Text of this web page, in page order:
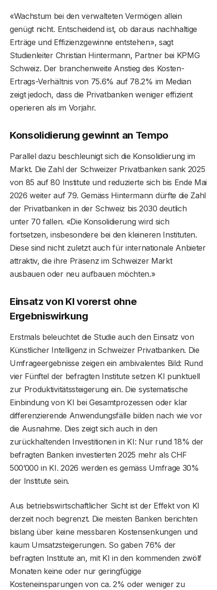
«Wachstum bei den verwalteten Vermögen allein
genügt nicht. Entscheidend ist, ob daraus nachhaltige
Erträge und Effizienzgewinne entstehen», sagt
Studienleiter Christian Hintermann, Partner bei KPMG
Schweiz. Der branchenweite Anstieg des Kosten-
Ertrags-Verhältnis von 75.6% auf 78.2% im Median
zeigt jedoch, dass die Privatbanken weniger effizient
operieren als im Vorjahr.
Konsolidierung gewinnt an Tempo
Parallel dazu beschleunigt sich die Konsolidierung im
Markt. Die Zahl der Schweizer Privatbanken sank 2025
von 85 auf 80 Institute und reduzierte sich bis Ende Mai
2026 weiter auf 79. Gemäss Hintermann dürfte die Zahl
der Privatbanken in der Schweiz bis 2030 deutlich
unter 70 fallen. «Die Konsolidierung wird sich
fortsetzen, insbesondere bei den kleineren Instituten.
Diese sind nicht zuletzt auch für internationale Anbieter
attraktiv, die ihre Präsenz im Schweizer Markt
ausbauen oder neu aufbauen möchten.»
Einsatz von KI vorerst ohne
Ergebniswirkung
Erstmals beleuchtet die Studie auch den Einsatz von
Künstlicher Intelligenz in Schweizer Privatbanken. Die
Umfrageergebnisse zeigen ein ambivalentes Bild: Rund
vier Fünftel der befragten Institute setzen KI punktuell
zur Produktivitätssteigerung ein. Die systematische
Einbindung von KI bei Gesamtprozessen oder klar
differenzierende Anwendungsfälle bilden nach wie vor
die Ausnahme. Dies zeigt sich auch in den
zurückhaltenden Investitionen in KI: Nur rund 18% der
befragten Banken investierten 2025 mehr als CHF
500’000 in KI. 2026 werden es gemäss Umfrage 30%
der Institute sein.
Aus betriebswirtschaftlicher Sicht ist der Effekt von KI
derzeit noch begrenzt. Die meisten Banken berichten
bislang über keine messbaren Kostensenkungen und
kaum Umsatzsteigerungen. So gaben 76% der
befragten Institute an, mit KI in den kommenden zwölf
Monaten keine oder nur geringfügige
Kosteneinsparungen von ca. 2% oder weniger zu